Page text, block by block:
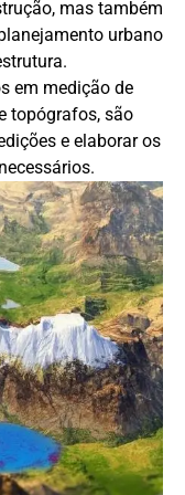
mas também
urbano
em medição de
topógrafos, são
e elaborar os